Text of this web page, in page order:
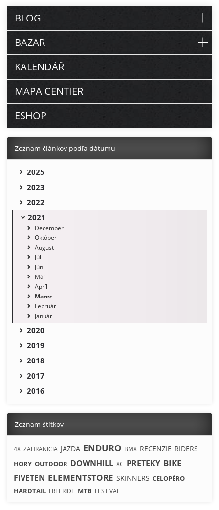
BLOG
BAZAR
KALENDÁŘ
MAPA CENTIER
ESHOP
Zoznam článkov podľa dátumu
2025
2023
2022
2021
December
Október
August
Júl
Jún
Máj
Apríl
Marec
Február
Január
2020
2019
2018
2017
2016
Zoznam štítkov
4X ZAHRANIČIA JAZDA ENDURO BMX RECENZIE RIDERS
HORY OUTDOOR DOWNHILL XC PRETEKY BIKE
FIVETEN ELEMENTSTORE SKINNERS CELOPÉRO
HARDTAIL FREERIDE MTB FESTIVAL